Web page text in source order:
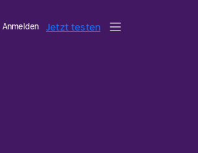
Anmelden Jetzt testen